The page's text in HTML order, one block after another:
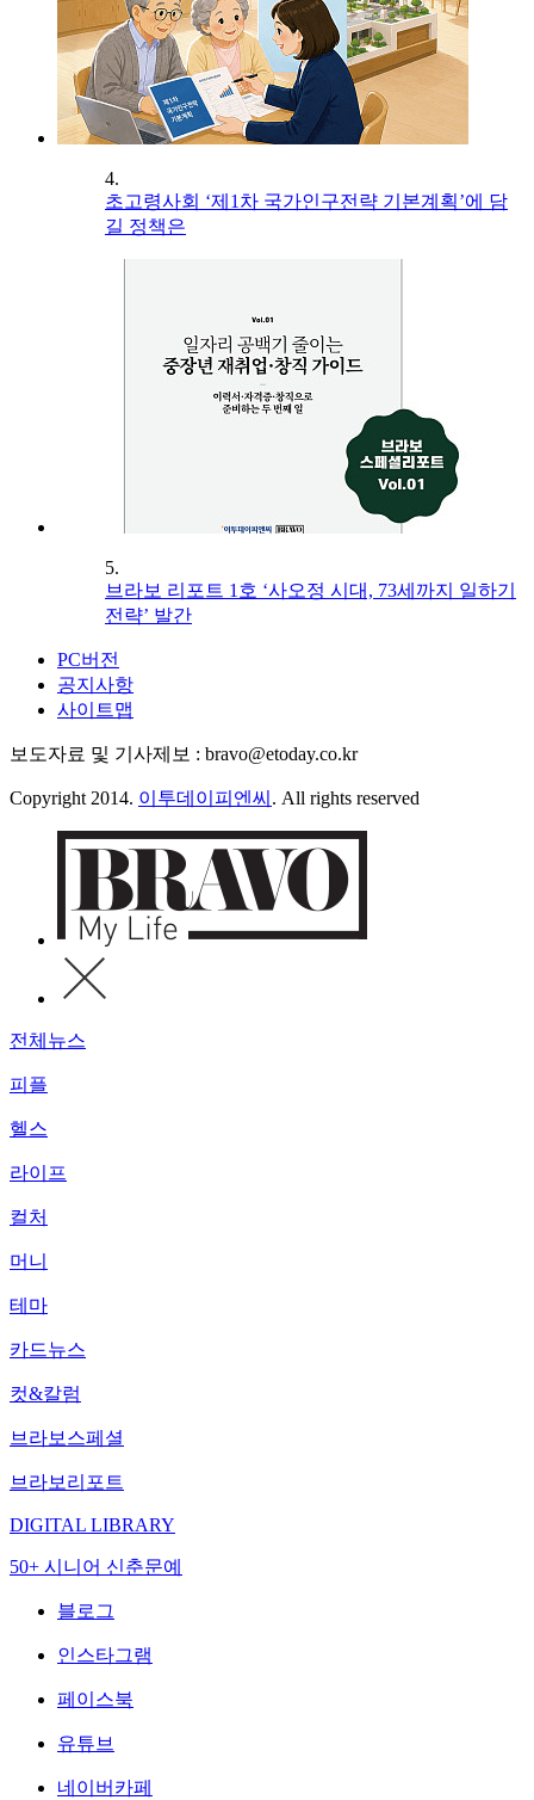
4.
초고령사회 ‘제1차 국가인구전략 기본계획’에 담
길 정책은
5.
브라보 리포트 1호 ‘사오정 시대, 73세까지 일하기
전략’ 발간
PC버전
공지사항
사이트맵
보도자료 및 기사제보 : bravo@etoday.co.kr
Copyright 2014. 이투데이피엔씨 . All rights reserved
전체뉴스
피플
헬스
라이프
컬처
머니
테마
카드뉴스
컷&칼럼
브라보스페셜
브라보리포트
DIGITAL LIBRARY
50+ 시니어 신춘문예
블로그
인스타그램
페이스북
유튜브
네이버카페